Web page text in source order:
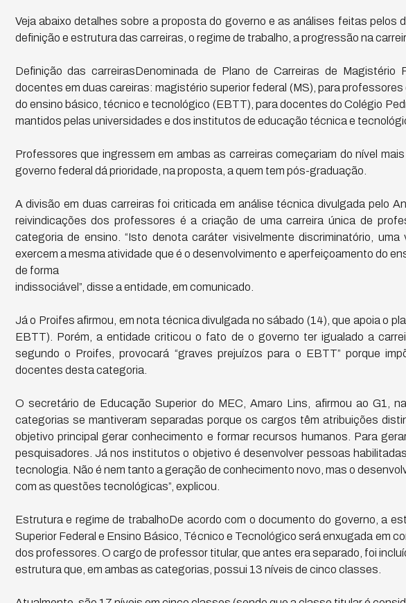
Veja abaixo detalhes sobre a proposta do governo e as análises feitas pelos
definição e estrutura das carreiras, o regime de trabalho, a progressão na
Definição das carreirasDenominada de Plano de Carreiras de Magistério
docentes em duas careiras: magistério superior federal (MS), para
do ensino básico, técnico e tecnológico (EBTT), para docentes do Colégio
mantidos pelas universidades e dos institutos de educação técnica e
Professores que ingressem em ambas as carreiras começariam do nível
governo federal dá prioridade, na proposta, a quem tem pós-graduação.
A divisão em duas carreiras foi criticada em análise técnica divulgada pelo
reivindicações dos professores é a criação de uma carreira única de
categoria de ensino. “Isto denota caráter visivelmente discriminatório,
exercem a mesma atividade que é o desenvolvimento e aperfeiçoamento do
de forma
indissociável”, disse a entidade, em comunicado.
Já o Proifes afirmou, em nota técnica divulgada no sábado (14), que apoia o
EBTT). Porém, a entidade criticou o fato de o governo ter igualado a
segundo o Proifes, provocará “graves prejuízos para o EBTT” porque
docentes desta categoria.
O secretário de Educação Superior do MEC, Amaro Lins, afirmou ao G1,
categorias se mantiveram separadas porque os cargos têm atribuições
objetivo principal gerar conhecimento e formar recursos humanos. Para
pesquisadores. Já nos institutos o objetivo é desenvolver pessoas
tecnologia. Não é nem tanto a geração de conhecimento novo, mas o
com as questões tecnológicas”, explicou.
Estrutura e regime de trabalhoDe acordo com o documento do governo, a
Superior Federal e Ensino Básico, Técnico e Tecnológico será enxugada em
dos professores. O cargo de professor titular, que antes era separado, foi
estrutura que, em ambas as categorias, possui 13 níveis de cinco classes.